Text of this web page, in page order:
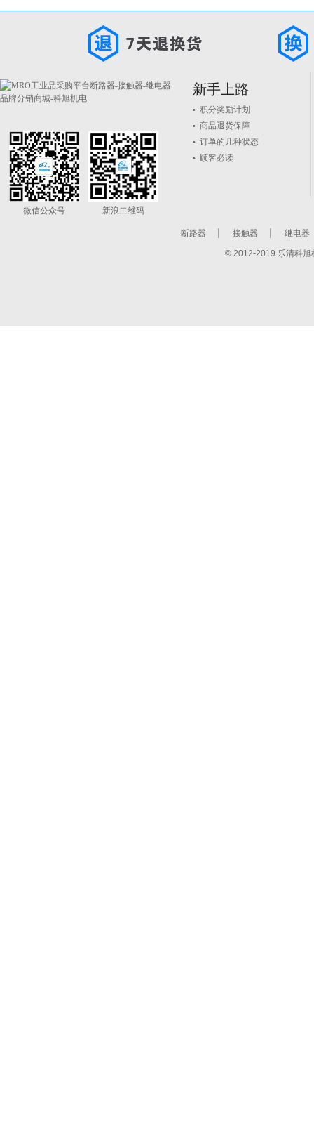
微信公众号 新浪二维码
新手上路
积分奖励计划
商品退货保障
订单的几种状态
顾客必读
断路器 接触器 继电器
© 2012-2019 乐清科旭